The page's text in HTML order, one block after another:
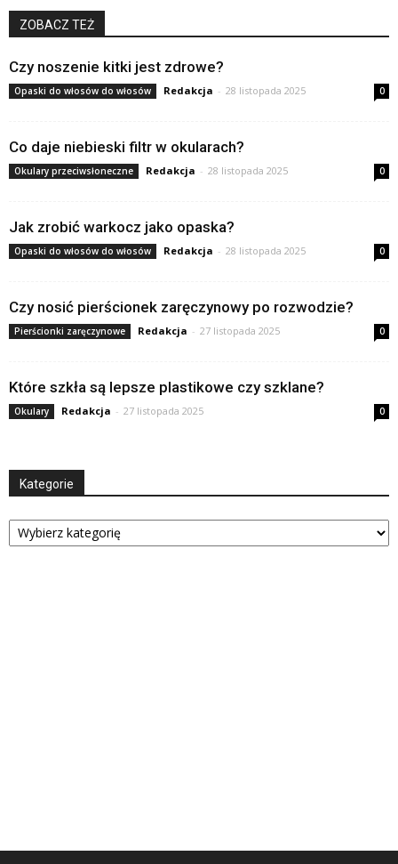
ZOBACZ TEŻ
Czy noszenie kitki jest zdrowe?
Opaski do włosów do włosów Redakcja - 28 listopada 2025 0
Co daje niebieski filtr w okularach?
Okulary przeciwsłoneczne Redakcja - 28 listopada 2025 0
Jak zrobić warkocz jako opaska?
Opaski do włosów do włosów Redakcja - 28 listopada 2025 0
Czy nosić pierścionek zaręczynowy po rozwodzie?
Pierścionki zaręczynowe Redakcja - 27 listopada 2025 0
Które szkła są lepsze plastikowe czy szklane?
Okulary Redakcja - 27 listopada 2025 0
Kategorie
Kategorie